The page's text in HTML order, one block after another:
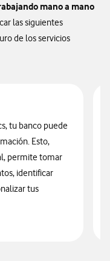
mano a mano
las siguientes
de los servicios
tu banco puede
Esto,
permite tomar
identificar
tus